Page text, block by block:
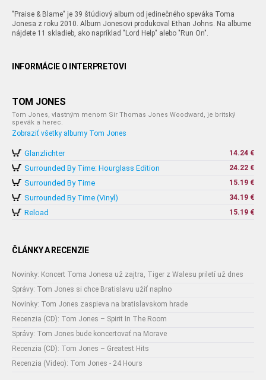
"Praise & Blame" je 39 štúdiový album od jedinečného speváka Toma
Jonesa z roku 2010. Album Jonesovi produkoval Ethan Johns. Na albume
nájdete 11 skladieb, ako napríklad "Lord Help" alebo "Run On".
INFORMÁCIE O INTERPRETOVI
TOM JONES
Tom Jones, vlastným menom Sir Thomas Jones Woodward, je britský
spevák a herec.
Zobraziť všetky albumy Tom Jones
Glanzlichter 14.24 €
Surrounded By Time: Hourglass Edition 24.22 €
Surrounded By Time 15.19 €
Surrounded By Time (Vinyl) 34.19 €
Reload 15.19 €
ČLÁNKY A RECENZIE
Novinky: Koncert Toma Jonesa už zajtra, Tiger z Walesu priletí už dnes
Správy: Tom Jones si chce Bratislavu užiť naplno
Novinky: Tom Jones zaspieva na bratislavskom hrade
Recenzia (CD): Tom Jones – Spirit In The Room
Správy: Tom Jones bude koncertovať na Morave
Recenzia (CD): Tom Jones – Greatest Hits
Recenzia (Video): Tom Jones - 24 Hours